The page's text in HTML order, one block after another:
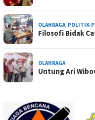
OLAHRAGA POLITIK-
Filosofi Bidak
OLAHRAGA
Untung Ari